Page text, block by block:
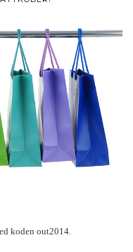
koden out2014.